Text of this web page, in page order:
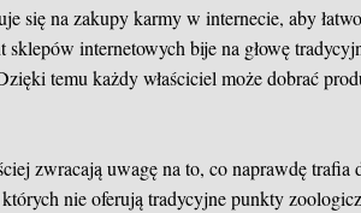
się na zakupy karmy w internecie, aby
internetowych bije na głowę
temu każdy właściciel może dobrać
zwracają uwagę na to, co naprawdę
nie oferują tradycyjne punkty